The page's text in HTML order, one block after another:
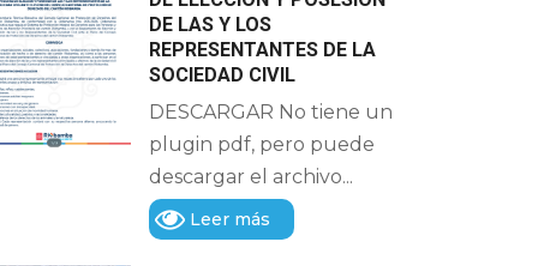
DE LAS Y LOS
REPRESENTANTES DE LA
SOCIEDAD CIVIL
DESCARGAR No tiene un
plugin pdf, pero puede
descargar el archivo...
Leer más